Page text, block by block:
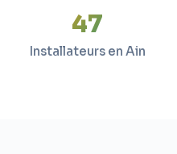
47
Installateurs en Ain